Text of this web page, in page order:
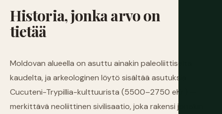
Historia,jonkaarvoon
tietää
Moldovan alueella on asuttu ainakin paleoliittiselta
kaudelta, ja arkeologinen löytö sisältää asutuksia
Cucuteni-Trypillia-kulttuurista (5500–2750 eKr.) —
merkittävä neoliittinen sivilisaatio, joka rakensi joitakin